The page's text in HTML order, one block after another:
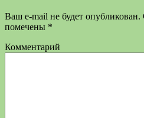
Ваш e-mail не будет опубликован.
помечены *
Комментарий